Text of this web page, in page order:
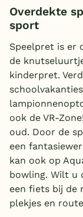
Overdekte
sport
Speelpret is er
de
kinderpret.
ook de VR-
oud. Door de
een
kan ook op
bowling. Wilt u
een fiets bij de
plekjes en